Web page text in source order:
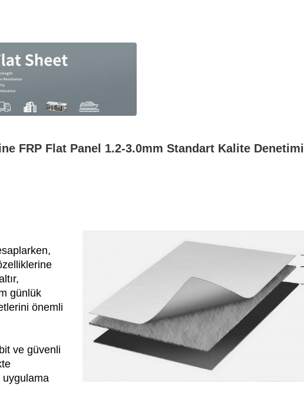
FRP Flat Panel 1.2-3.0mm Standart Kalite Denetimi
günlük
önemli
ve güvenli
uygulama